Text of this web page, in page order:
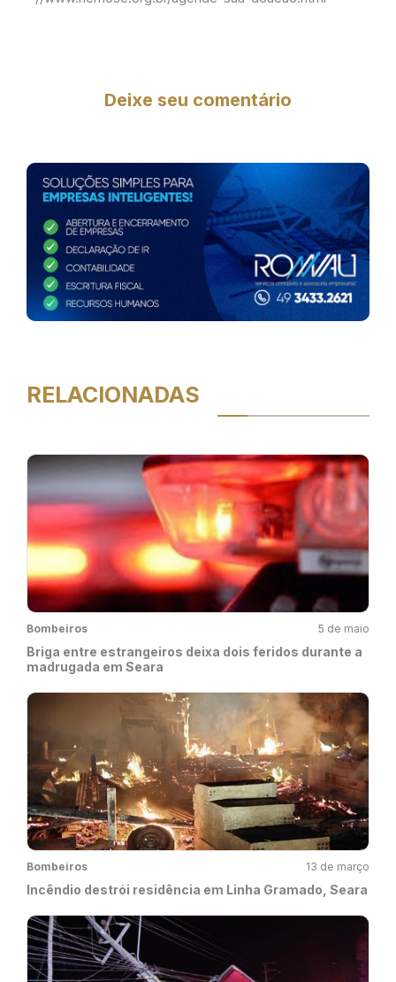
Deixe seu comentário
RELACIONADAS
Bombeiros 5 de maio
Briga entre estrangeiros deixa dois feridos durante a
madrugada em Seara
Bombeiros 13 de março
Incêndio destrói residência em Linha Gramado, Seara